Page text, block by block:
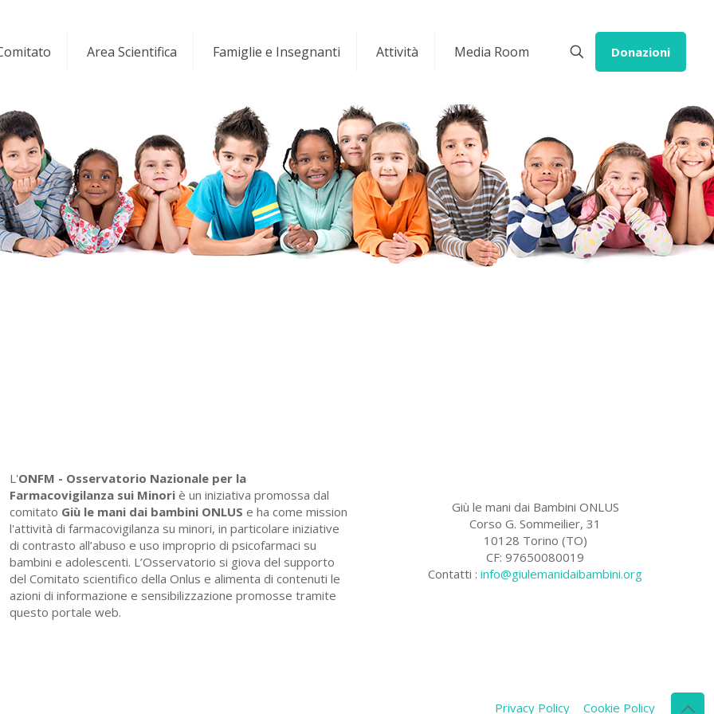
Area Scientifica Famiglie e Insegnanti Attività Media Room Donazioni
L'ONFM - Osservatorio Nazionale per la
Farmacovigilanza sui Minori è un iniziativa promossa dal
comitato Giù le mani dai bambini ONLUS e ha come mission
l'attività di farmacovigilanza su minori, in particolare iniziative
di contrasto all’abuso e uso improprio di psicofarmaci su
bambini e adolescenti. L’Osservatorio si giova del supporto
del Comitato scientifico della Onlus e alimenta di contenuti le
azioni di informazione e sensibilizzazione promosse tramite
questo portale web.
Giù le mani dai Bambini ONLUS
Corso G. Sommeilier, 31
10128 Torino (TO)
CF: 97650080019
Contatti :info@giulemanidaibambini.org
Privacy Policy Cookie Policy